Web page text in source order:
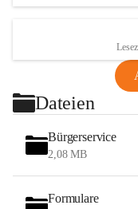
Dateien
Bürgerservice
2,08 MB
Formulare